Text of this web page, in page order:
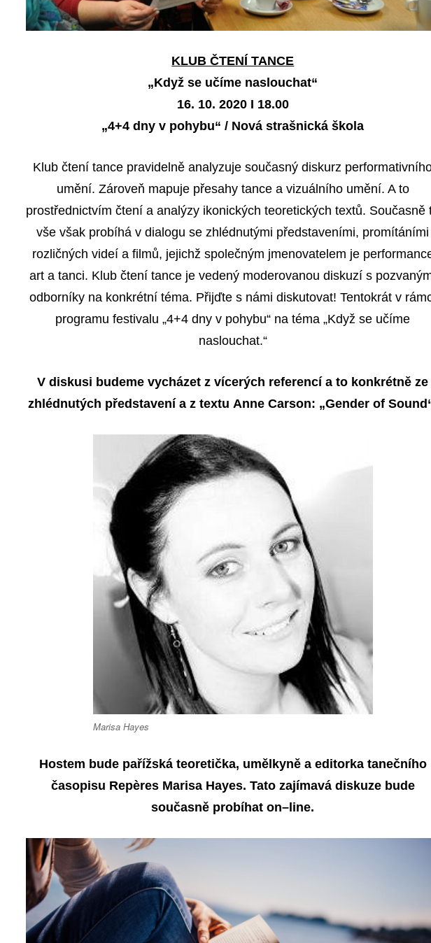
KLUB ČTENÍ TANCE
„Když se učíme naslouchat“
16. 10. 2020 I 18.00
„4+4 dny v pohybu“ / Nová strašnická škola
Klub čtení tance pravidelně analyzuje současný diskurz
umění. Zároveň mapuje přesahy tance a vizuálního umění. A to
prostřednictvím čtení a analýzy ikonických teoretických textů. Současně
vše však probíhá v dialogu se zhlédnutými představeními, promítáními
rozličných videí a filmů, jejichž společným jmenovatelem je
art a tanci. Klub čtení tance je vedený moderovanou diskuzí s
odborníky na konkrétní téma. Přijďte s námi diskutovat! Tentokrát v
programu festivalu „4+4 dny v pohybu“ na téma „Když se učíme
naslouchat.“
V diskusi budeme vycházet z vícerých referencí a to konkrétně ze
zhlédnutých představení a z textu Anne Carson: „Gender of
Marisa Hayes
Hostem bude pařížská teoretička, umělkyně a editorka tanečního
časopisu Repères Marisa Hayes. Tato zajímavá diskuze bude
současně probíhat on–line.